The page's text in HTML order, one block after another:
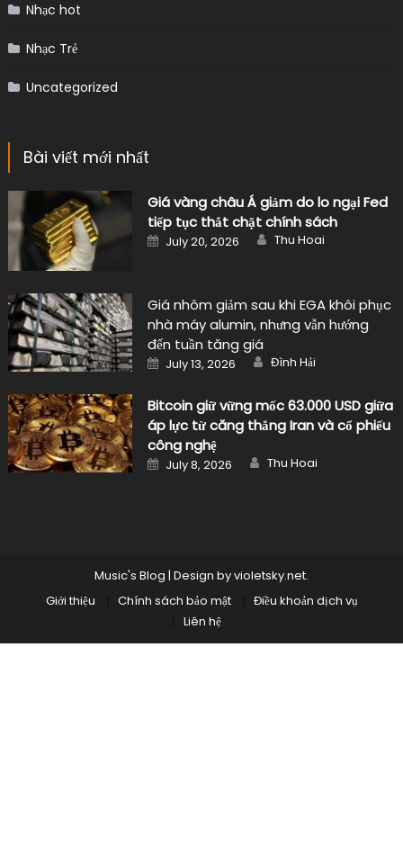
Nhạc hot
Nhạc Trẻ
Uncategorized
Bài viết mới nhất
Giá vàng châu Á giảm do lo ngại Fed
tiếp tục thắt chặt chính sách
Posted
on
July 20, 2026 Author
Thu Hoai
Giá nhôm giảm sau khi EGA khôi phục
nhà máy alumin, nhưng vẫn hướng
đến tuần tăng giá
Posted
on
July 13, 2026 Author
Đình Hải
Bitcoin giữ vững mốc 63.000 USD giữa
áp lực từ căng thẳng Iran và cổ phiếu
công nghệ
Posted
on
July 8, 2026 Author
Thu Hoai
Music's Blog | Design byvioletsky.net.
Giới thiệu
Chính sách bảo mật
Điều khoản dịch vụ
Liên hệ